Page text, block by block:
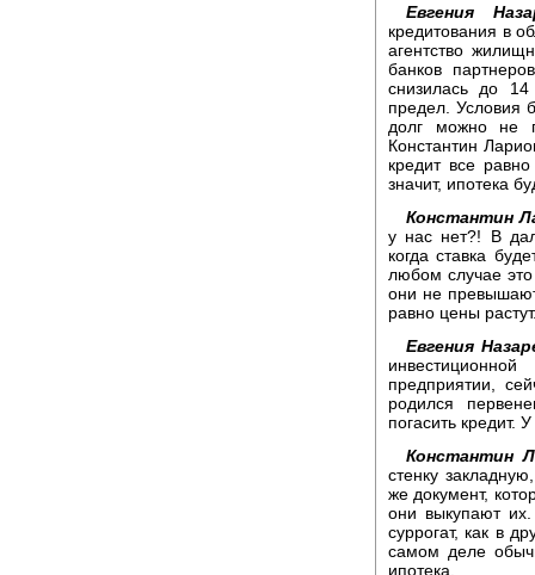
Евгения
кредитования в
агентство
банков
снизилась до
предел. Условия
долг можно не
Константин
кредит все
значит, ипотека
Константин
у нас нет?! В
когда ставка
любом случае
они не
равно цены
Евгения
предприятии,
родился
погасить кредит.
Константин
стенку
же документ,
они выкупают
суррогат, как в
самом деле
ипотека.